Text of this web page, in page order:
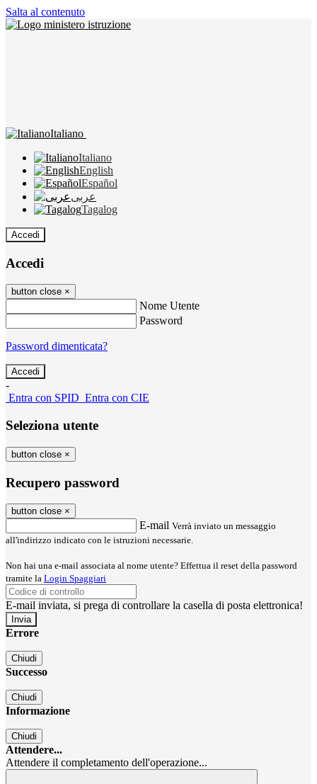
Salta al contenuto
Italiano
Italiano
English
Español
عربى
Tagalog
Accedi
Accedi
button close ×
Nome Utente
Password
Password dimenticata?
-
Entra con SPID Entra con CIE
Seleziona utente
button close ×
Recupero password
button close ×
E-mail Verrà inviato un messaggio
all'indirizzo indicato con le istruzioni necessarie.
Non hai una e-mail associata al nome utente? Effettua il reset della password
tramite la Login Spaggiari
E-mail inviata, si prega di controllare la casella di posta elettronica!
Errore
Chiudi
Successo
Chiudi
Informazione
Chiudi
Attendere...
Attendere il completamento dell'operazione...